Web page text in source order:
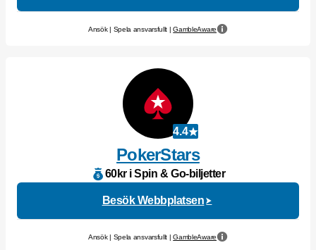
Ansök | Spela ansvarsfullt |GambleAware
4.4
PokerStars
60kr i Spin & Go-biljetter
Besök Webbplatsen
Ansök | Spela ansvarsfullt |GambleAware